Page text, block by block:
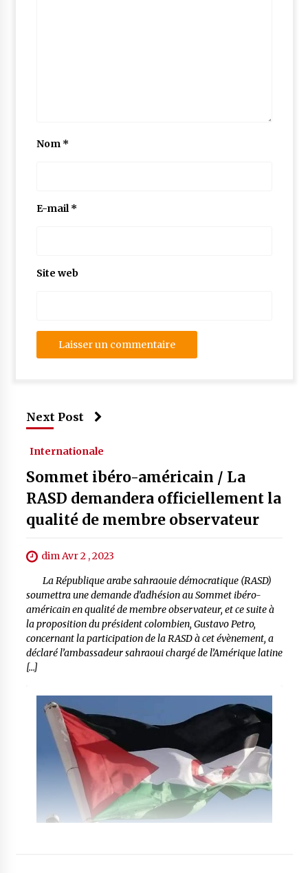
Nom *
E-mail*
Site web
Next Post
Internationale
Sommet ibéro-américain / La
RASD demandera officiellement la
qualité de membre observateur
dim Avr 2 , 2023
La République arabe sahraouie démocratique (RASD)
soumettra une demande d’adhésion au Sommet ibéro-
américain en qualité de membre observateur, et ce suite à
la proposition du président colombien, Gustavo Petro,
concernant la participation de la RASD à cet évènement, a
déclaré l’ambassadeur sahraoui chargé de l’Amérique latine
[…]